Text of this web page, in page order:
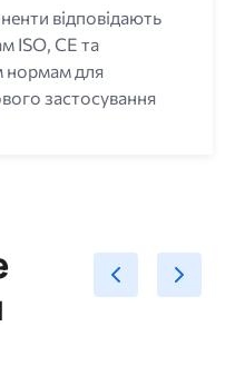
відповідають
ISO, CE та
нормам для
застосування